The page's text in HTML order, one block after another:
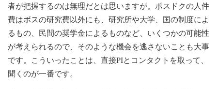
者が把握するのは無理だとは思いますが。ポスドクの人件
費はボスの研究費以外にも、研究所や大学、国の制度によ
るもの、民間の奨学金によるものなど、いくつかの可能性
が考えられるので、そのような機会を逃さないことも大事
です。こういったことは、直接PIとコンタクトを取って、
聞くのが一番です。